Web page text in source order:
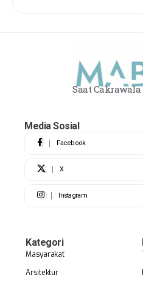
Saat
Media Sosial
Facebook
X
Instagram
Kategori
Masyarakat
Arsitektur